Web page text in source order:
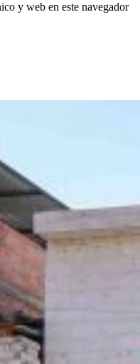
y web en este navegador